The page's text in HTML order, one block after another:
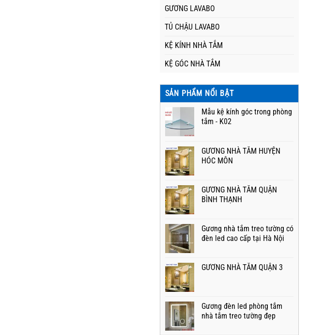
GƯƠNG LAVABO
TỦ CHẬU LAVABO
KỆ KÍNH NHÀ TẮM
KỆ GÓC NHÀ TẮM
SẢN PHẨM NỔI BẬT
Mẫu kệ kính góc trong phòng
tắm - K02
GƯƠNG NHÀ TẮM HUYỆN
HÓC MÔN
GƯƠNG NHÀ TẮM QUẬN
BÌNH THẠNH
Gương nhà tắm treo tường có
đèn led cao cấp tại Hà Nội
GƯƠNG NHÀ TẮM QUẬN 3
Gương đèn led phòng tắm
nhà tắm treo tường đẹp